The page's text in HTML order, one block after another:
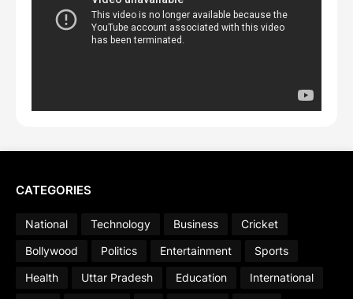
CATEGORIES
National Technology Business
Cricket
Bollywood
Politics Entertainment
Sports
Health
Uttar Pradesh Education
International